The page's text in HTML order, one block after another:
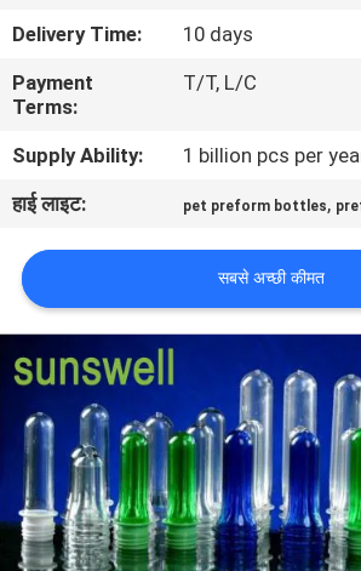
नियंत्रण
संपर्क
करें
समाचार
एक
उद्धरण
की
Delivery Time:
10 days
Payment
Terms:
T/T, L/C
Supply Ability:
1 billion pcs per
हाई लाइट:
pet preform bottles,
सबसे अच्छी कीमत